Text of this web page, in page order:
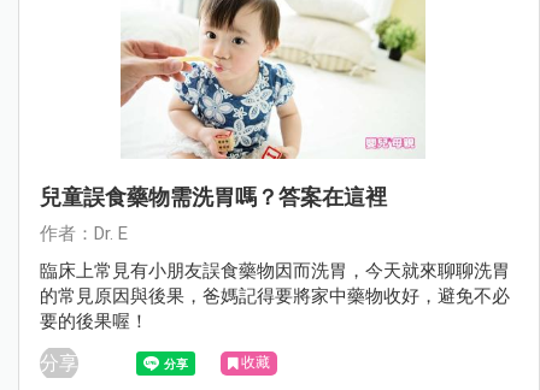
兒童誤食藥物需洗胃嗎？答案在這裡
作者：Dr. E
臨床上常見有小朋友誤食藥物因而洗胃，今天就來聊聊洗胃
的常見原因與後果，爸媽記得要將家中藥物收好，避免不必
要的後果喔！
分享 收藏